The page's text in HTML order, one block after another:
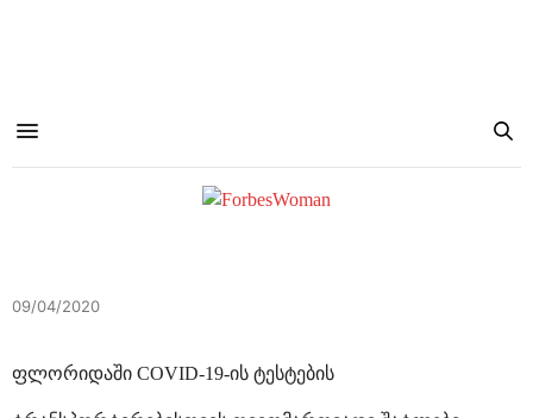
09/04/2020
ფლორიდაში COVID-19-ის ტესტების